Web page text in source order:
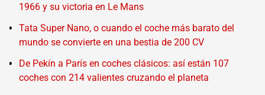
1966 y su victoria en Le Mans
Tata Super Nano, o cuando el coche más barato del
mundo se convierte en una bestia de 200 CV
De Pekín a París en coches clásicos: así están 107
coches con 214 valientes cruzando el planeta